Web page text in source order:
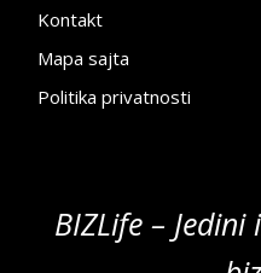
Kontakt
Mapa sajta
Politika privatnosti
BIZLife –